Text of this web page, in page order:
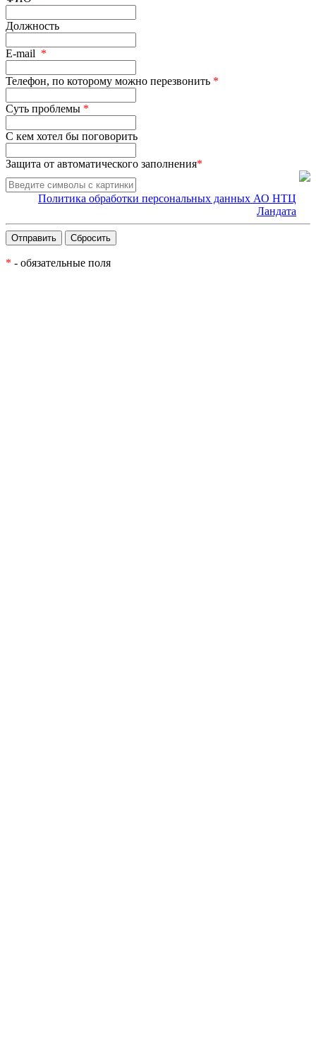
Должность
E-mail *
Телефон, по которому можно перезвонить *
Суть проблемы *
С кем хотел бы поговорить
Защита от автоматического заполнения*
Политика обработки персональных данных АО НТЦ
Ландата
* - обязательные поля